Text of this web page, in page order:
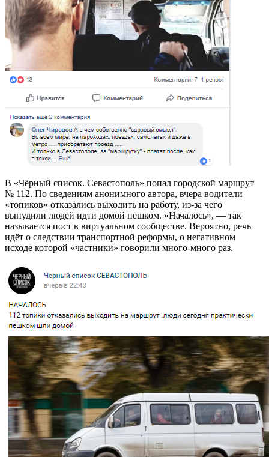
В «Чёрный список. Севастополь» попал городской маршрут
№ 112. По сведениям анонимного автора, вчера водители
«топиков» отказались выходить на работу, из-за чего
вынудили людей идти домой пешком. «Началось», — так
называется пост в виртуальном сообществе. Вероятно, речь
идёт о следствии транспортной реформы, о негативном
исходе которой «частники» говорили много-много раз.